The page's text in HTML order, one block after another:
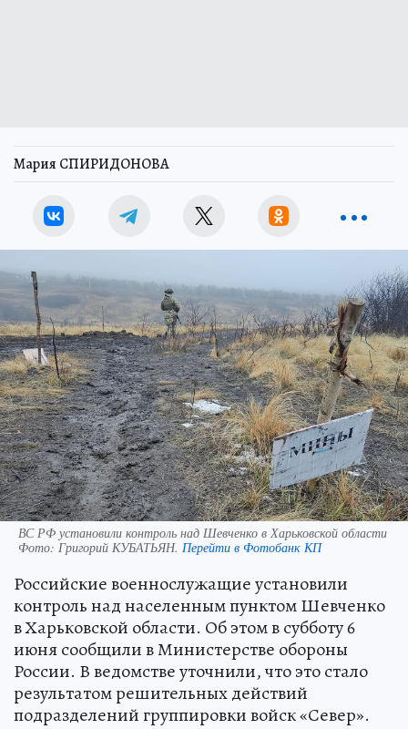
Мария СПИРИДОНОВА
ВС РФ установили контроль над Шевченко в Харьковской области
Фото: Григорий КУБАТЬЯН. Перейти в Фотобанк КП
Российские военнослужащие установили
контроль над населенным пунктом Шевченко
в Харьковской области. Об этом в субботу 6
июня сообщили в Министерстве обороны
России. В ведомстве уточнили, что это стало
результатом решительных действий
подразделений группировки войск «Север».